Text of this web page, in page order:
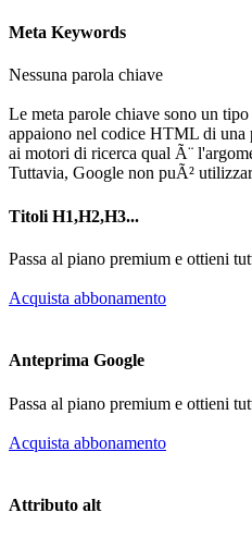
Meta Keywords
Nessuna parola chiave
Le meta parole chiave sono un
appaiono nel codice HTML di una
ai motori di ricerca qual Ã¨
Tuttavia, Google non puÃ²
Titoli H1,H2,H3...
Passa al piano premium e ottieni
Acquista abbonamento
Anteprima Google
Passa al piano premium e ottieni
Acquista abbonamento
Attributo alt